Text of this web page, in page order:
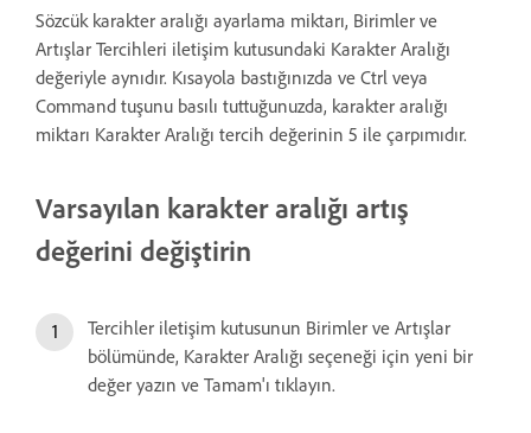
Sözcük karakter aralığı ayarlama miktarı, Birimler ve
Artışlar Tercihleri iletişim kutusundaki Karakter Aralığı
değeriyle aynıdır. Kısayola bastığınızda ve Ctrl veya
Command tuşunu basılı tuttuğunuzda, karakter aralığı
miktarı Karakter Aralığı tercih değerinin 5 ile çarpımıdır.
Varsayılan karakter aralığı artış
değerini değiştirin
Tercihler iletişim kutusunun Birimler ve Artışlar
bölümünde, Karakter Aralığı seçeneği için yeni bir
değer yazın ve Tamam'ı tıklayın.